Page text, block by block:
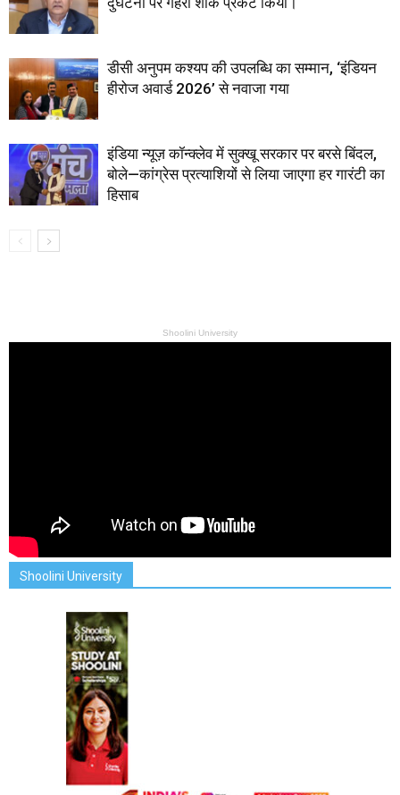
डीसी अनुपम कश्यप की उपलब्धि का सम्मान, ‘इंडियन
हीरोज अवार्ड 2026’ से नवाजा गया
इंडिया न्यूज़ कॉन्क्लेव में सुक्खू सरकार पर बरसे बिंदल,
बोले—कांग्रेस प्रत्याशियों से लिया जाएगा हर गारंटी का
हिसाब
Shoolini University
Shoolini University